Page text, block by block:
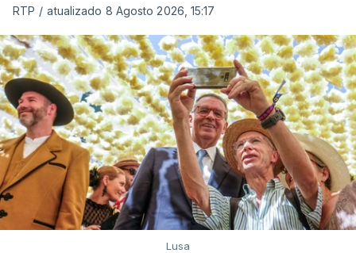
RTP / atualizado 8 Agosto 2026, 15:17
Lusa